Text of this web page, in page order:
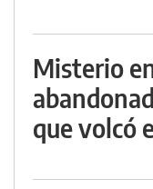
Misterio
que volcó